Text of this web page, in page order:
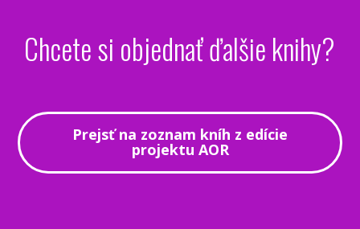
Chcete si objednať ďalšie knihy?
Prejsť na zoznam kníh z edície
projektu AOR